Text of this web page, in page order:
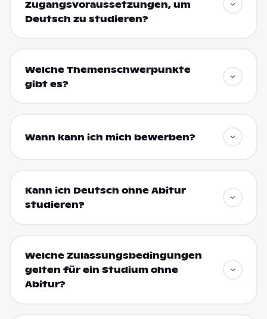
Zugangsvoraussetzungen, um
Deutsch zu studieren?
Welche Themenschwerpunkte
gibt es?
Wann kann ich mich bewerben?
Kann ich Deutsch ohne Abitur
studieren?
Welche Zulassungsbedingungen
gelten für ein Studium ohne
Abitur?